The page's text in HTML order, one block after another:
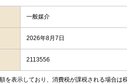
一般媒介
2026年8月7日
2113556
を表示しており、消費税が課税される場合は